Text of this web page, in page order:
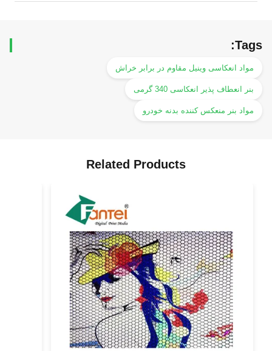
Tags:
مواد انعکاسی وینیل مقاوم در برابر خراش
بنر انعطاف پذیر انعکاسی 340 گرمی
مواد بنر منعکس کننده بدنه خودرو
Related Products